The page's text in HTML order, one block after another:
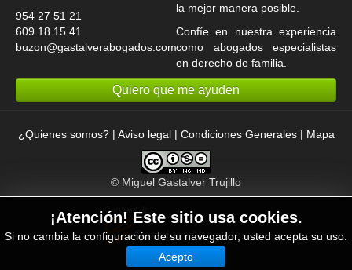
¡Atención! Este sitio usa cookies.
Si no cambia la configuración de su navegador, usted acepta su uso.
Acepto
954 27 51 21
609 18 15 41
buzon@gastalverabogados.com
la mejor manera posible.
Confíe en nuestra experiencia
como abogados especialistas
en derecho de familia
Quiero que me ayuden
¿Quienes somos?| Aviso legal| Condiciones Generales| Mapa
© Miguel Gastalver Trujillo